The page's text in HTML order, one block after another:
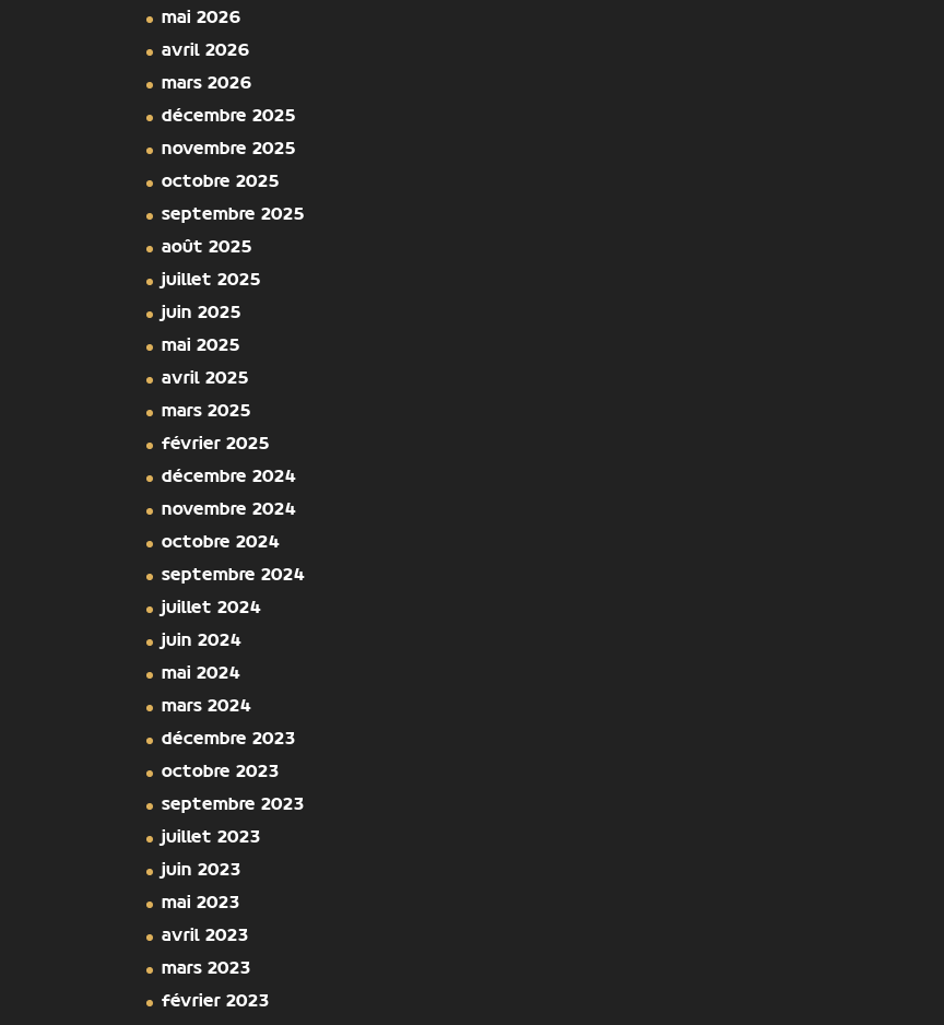
mai 2026
avril 2026
mars 2026
décembre 2025
novembre 2025
octobre 2025
septembre 2025
août 2025
juillet 2025
juin 2025
mai 2025
avril 2025
mars 2025
février 2025
décembre 2024
novembre 2024
octobre 2024
septembre 2024
juillet 2024
juin 2024
mai 2024
mars 2024
décembre 2023
octobre 2023
septembre 2023
juillet 2023
juin 2023
mai 2023
avril 2023
mars 2023
février 2023